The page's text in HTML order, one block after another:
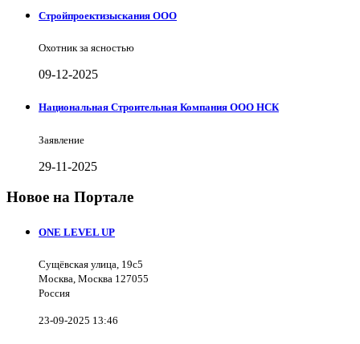
Стройпроектизыскания ООО
Охотник за ясностью
09-12-2025
Национальная Строительная Компания ООО НСК
Заявление
29-11-2025
Новое на Портале
ONE LEVEL UP
Сущёвская улица, 19с5
Москва, Москва 127055
Россия
23-09-2025 13:46